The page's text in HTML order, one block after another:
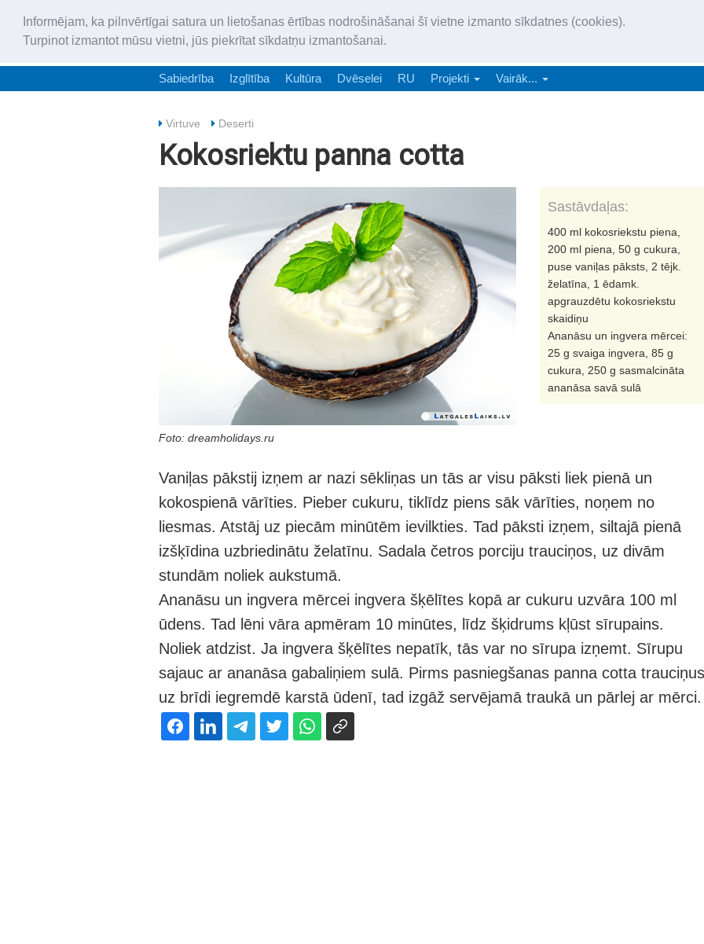
Informējam, ka pilnvērtīgai satura un lietošanas ērtības nodrošināšanai šī vietne izmanto sīkdatnes (cookies).
Turpinot izmantot mūsu vietni, jūs piekrītat sīkdatņu izmantošanai.
„Latgales Laiks” latviešu valodā aptver Daugavpils valstspilsētu,
Sabiedrība Izglītība Kultūra Dvēselei RU Projekti Vairāk...
Virtuve Deserti
Kokosriektu panna cotta
Foto: dreamholidays.ru
Sastāvdaļas:
400 ml kokosriekstu piena,
200 ml piena, 50 g cukura,
puse vaniļas pāksts, 2 tējk.
želatīna, 1 ēdamk.
apgrauzdētu kokosriekstu
skaidiņu
Ananāsu un ingvera mērcei:
25 g svaiga ingvera, 85 g
cukura, 250 g sasmalcināta
ananāsa savā sulā
Vaniļas pākstij izņem ar nazi sēkliņas un tās ar visu pāksti liek pienā un
kokospienā vārīties. Pieber cukuru, tiklīdz piens sāk vārīties, noņem no
liesmas. Atstāj uz piecām minūtēm ievilkties. Tad pāksti izņem, siltajā pienā
izšķīdina uzbriedinātu želatīnu. Sadala četros porciju trauciņos, uz divām
stundām noliek aukstumā.
Ananāsu un ingvera mērcei ingvera šķēlītes kopā ar cukuru uzvāra 100 ml
ūdens. Tad lēni vāra apmēram 10 minūtes, līdz šķidrums kļūst sīrupains.
Noliek atdzist. Ja ingvera šķēlītes nepatīk, tās var no sīrupa izņemt. Sīrupu
sajauc ar ananāsa gabaliņiem sulā. Pirms pasniegšanas panna cotta trauciņus
uz brīdi iegremdē karstā ūdenī, tad izgāž servējamā traukā un pārlej ar mērci.